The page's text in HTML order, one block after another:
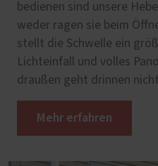
bedienen sind unsere
weder ragen sie beim
stellt die Schwelle ein
Lichteinfall und volles
draußen geht drinnen
Mehr erfahren